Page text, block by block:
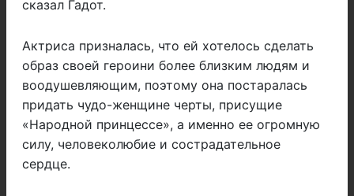
сказал Гадот.
Актриса призналась, что ей хотелось сделать
образ своей героини более близким людям и
воодушевляющим, поэтому она постаралась
придать чудо-женщине черты, присущие
«Народной принцессе», а именно ее огромную
силу, человеколюбие и сострадательное
сердце.